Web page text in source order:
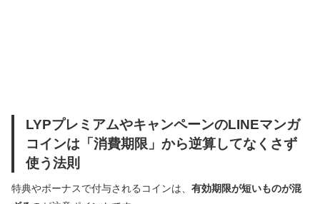
LYPプレミアムやキャンペーンのLINEマンガ
コインは「消費期限」から逆算してなくさず
使う法則
特典やボーナスで付与されるコインは、 有効期限が短いものが混